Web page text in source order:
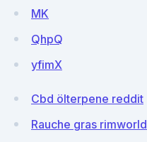
MK
QhpQ
yfimX
Cbd ölterpene reddit
Rauche gras rimworld